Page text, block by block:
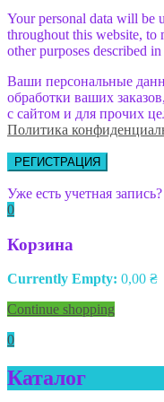
Your personal data will be
throughout this website, to
other purposes described
Ваши персональные
обработки ваших
с сайтом и для прочих
Политика
РЕГИСТРАЦИЯ
Уже есть учетная запись?
0
Корзина
Currently Empty: 0,00 ₴
Continue shopping
0
Каталог